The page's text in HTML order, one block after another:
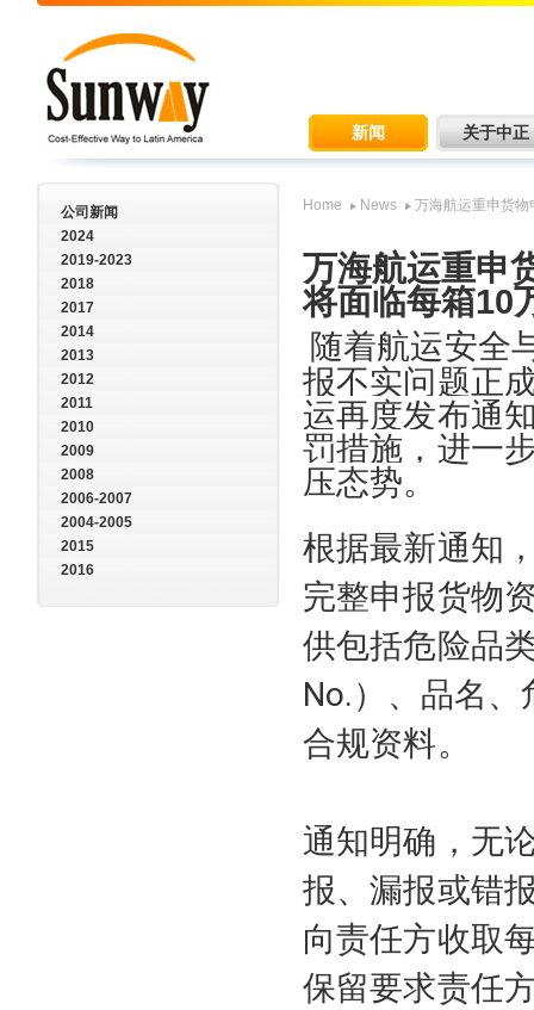
新闻 关于中正
公司新闻
2024
2019-2023
2018
2017
2014
2013
2012
2011
2010
2009
2008
2006-2007
2004-2005
2015
2016
Home News 万海航运重申货
万海航运重申
将面临每箱10
随着航运安全
报不实问题正
运再度发布通
罚措施，进一
压态势。
根据最新通知
完整申报货物
供包括危险品
No.）、品名
合规资料。
通知明确，无
报、漏报或错
向责任方收取
保留要求责任